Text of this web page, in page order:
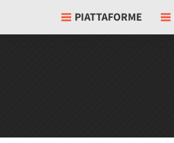
PIATTAFORME